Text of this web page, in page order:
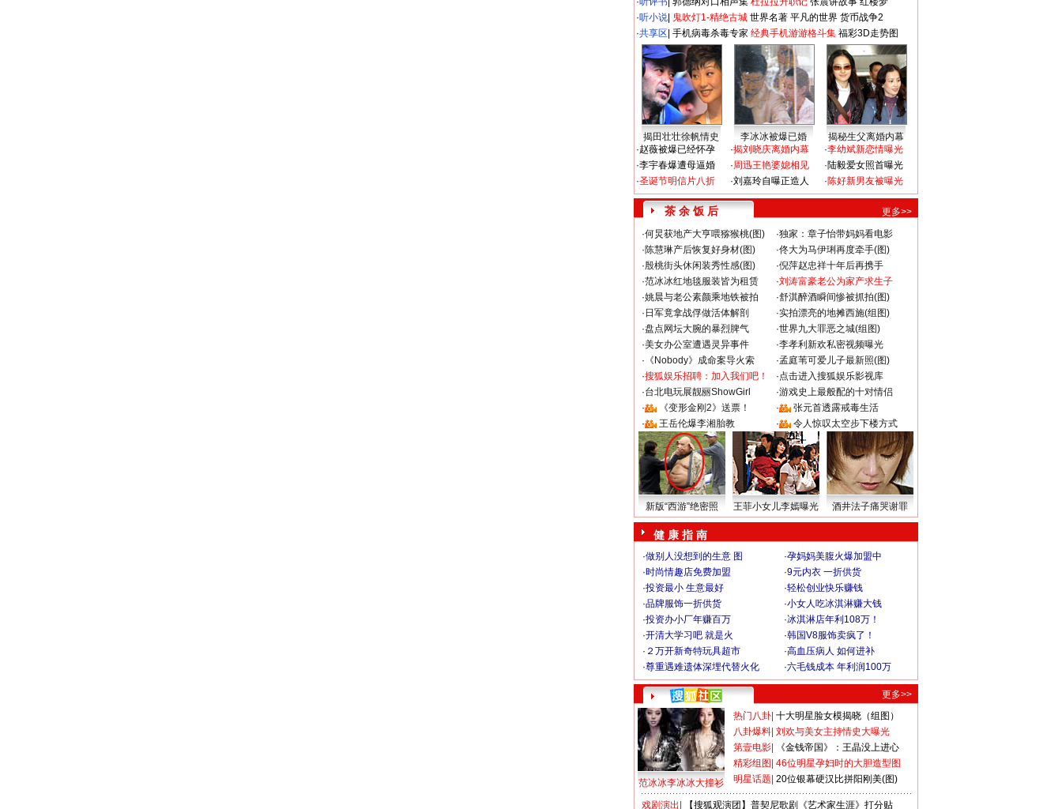
·听小说 鬼吹灯1-精绝古城 世界名著 平凡的世界 货币战争2
·共享区 手机病毒杀毒专家 经典手机游游格斗集 福彩3D走势图
揭田壮壮徐帆情史 李冰冰被爆已婚
揭秘生父离婚内幕
·赵薇被爆已经怀孕
·李宇春爆遭母逼婚
·圣诞节明信片八折
·揭刘晓庆离婚内幕
·周迅王艳婆媳相见
·刘嘉玲自曝正造人
·李幼斌新恋情曝光
·陆毅爱女照首曝光
·陈好新男友被曝光
茶 余 饭 后
更多>>
·何炅获地产大亨喂猕猴桃(图) ·独家：章子怡带妈妈看电影
·陈慧琳产后恢复好身材(图) ·佟大为马伊琍再度牵手(图)
·殷桃街头休闲装秀性感(图) ·倪萍赵忠祥十年后再携手
·范冰冰红地毯服装皆为租赁 ·刘涛富豪老公为家产求生子
·姚晨与老公素颜乘地铁被拍 ·舒淇醉酒瞬间惨被抓拍(图)
· 日军竟拿战俘做活体解剖 ·实拍漂亮的地摊西施(组图)
·盘点网坛大腕的暴烈脾气 ·世界九大罪恶之城(组图)
·美女办公室遭遇灵异事件 ·李孝利新欢私密视频曝光
· 《Nobody》成命案导火索 ·孟庭苇可爱儿子最新照(图)
·搜狐娱乐招聘：加入我们吧！ ·点击进入搜狐娱乐影视库
·台北电玩展靓丽ShowGirl ·游戏史上最般配的十对情侣
·
《变形金刚2》送票！ ·
张元首透露戒毒生活
·
王岳伦爆李湘胎教 · 令人惊叹太空步下楼方式
新版“西游”绝密照 王菲小女儿李嫣曝光 酒井法子痛哭谢罪
健 康 指 南
·做别人没想到的生意 图 ·孕妈妈美腹火爆加盟中
·时尚情趣店免费加盟 ·9元内衣 一折供货
·投资最小 生意最好 ·轻松创业快乐赚钱
·品牌服饰一折供货 ·小女人吃冰淇淋赚大钱
·投资办小厂年赚百万 ·冰淇淋店年利108万！
·开清大学习吧 就是火 ·韩国V8服饰卖疯了！
· ２万开新奇特玩具超市 ·高血压病人 如何进补
·尊重遇难遗体深埋代替火化 ·六毛钱成本 年利润100万
更多>>
范冰冰李冰冰大撞衫
热门八卦 十大明星脸女模揭晓（组图）
八卦爆料 刘欢与美女主持情史大曝光
第壹电影
《金钱帝国》：王晶没上进心
精彩组图 46位明星孕妇时的大胆造型图
明星话题 20位银幕硬汉比拼阳刚美(图)
戏剧演出 【搜狐观演团】普契尼歌剧《艺术家生涯》打分贴